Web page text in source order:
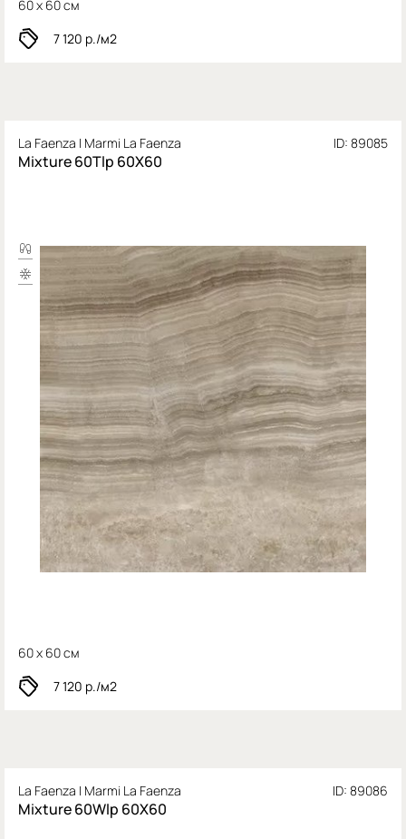
60 x 60 см
7 120 р./м2
La Faenza I Marmi La Faenza ID: 89085
Mixture 60Tlp 60X60
60 x 60 см
7 120 р./м2
La Faenza I Marmi La Faenza ID: 89086
Mixture 60Wlp 60X60